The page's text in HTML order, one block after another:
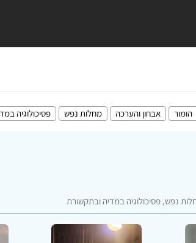
הומור אבחון והערכה מחלות נפש פסיכולוגיה
נפש, פסיכולוגיה במדיה ובתקשורת